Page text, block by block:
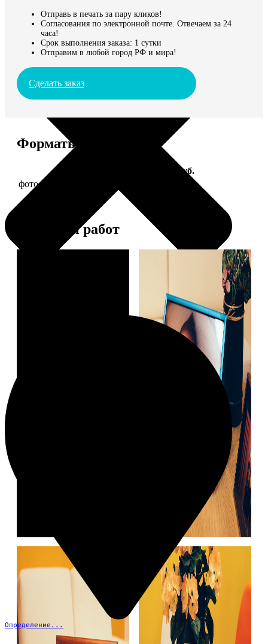
Определение...
Отправь в печать за пару кликов!
Согласования по электронной почте. Отвечаем за 24
часа!
Срок выполнения заказа: 1 сутки
Отправим в любой город РФ и мира!
Сделать заказ
Форматы и цены
Цена, руб.
фото 10х10 в деревянной рамке
Примеры работ